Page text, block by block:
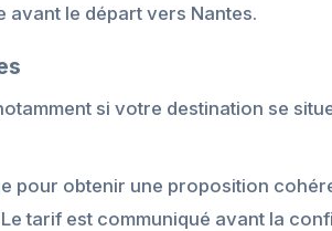
avant le départ vers Nantes.
si votre destination se
pour obtenir une proposition
tarif est communiqué avant la